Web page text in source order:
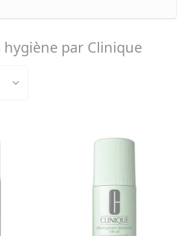
hygiène par Clinique